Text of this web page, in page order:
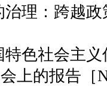
治理：跨越
特色社会主
上的报告［